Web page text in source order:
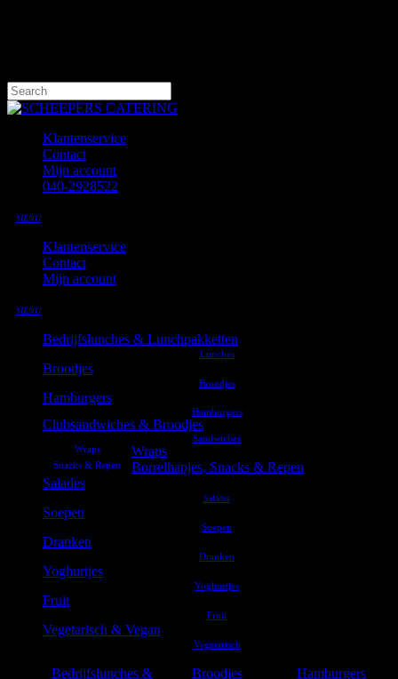
Close
Klantenservice
Contact
Mijn account
040-2928522
MENU
Klantenservice
Contact
Mijn account
MENU
Bedrijfslunches & Lunchpakketten
Broodjes
Hamburgers
Clubsandwiches & Broodjes
Wraps
Borrelhapjes, Snacks & Repen
Salades
Soepen
Dranken
Yoghurtjes
Fruit
Vegetarisch & Vegan
Bedrijfslunches &
Broodjes Hamburgers